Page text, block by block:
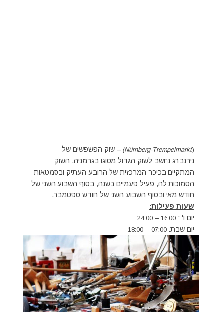
(
Nürnberg-Trempelmarkt) –
שוק הפשפשים של
נירנברג נחשב לשוק הגדול מסוגו בגרמניה. השוק
המתקיים בכיכר המרכזית של הרובע העתיק ובסמטאות
הסמוכות לה, פעיל פעמיים בשנה, בסוף השבוע השני של
חודש מאי ובסוף השבוע השני של חודש ספטמבר.
שעות פעילות:
יום ו' :16:00
–
24:00
יום שבת:07:00
–
18:00